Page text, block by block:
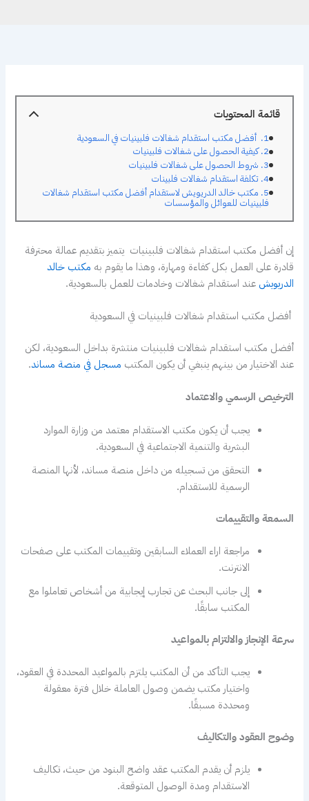
قائمة المحتويات
أفضل مكتب استقدام شغالات فلبينيات في السعودية
كيفية الحصول على شغالات فلبينيات
شروط الحصول على شغالات فلبينيات
تكلفة استقدام شغالات فلبينات
مكتب خالد الدريويش لاستقدام أفضل مكتب استقدام شغالات
فلبينيات للعوائل والمؤسسات
إن أفضل مكتب استقدام شغالات فلبينيات يتميز بتقديم عمالة محترفة
قادرة على العمل بكل كفاءة ومهارة، وهذا ما يقوم به مكتب خالد
الدريويش عند استقدام شغالات وخادمات للعمل بالسعودية.
أفضل مكتب استقدام شغالات فلبينيات في السعودية
أفضل مكتب استقدام شغالات فلبينيات منتشرة بداخل السعودية، لكن
عند الاختيار من بينهم ينبغي أن يكون المكتب مسجل في منصة مساند.
الترخيص الرسمي والاعتماد
يجب أن يكون مكتب الاستقدام معتمد من وزارة الموارد
البشرية والتنمية الاجتماعية في السعودية.
التحقق من تسجيله من داخل منصة مساند، لأنها المنصة
الرسمية للاستقدام.
السمعة والتقييمات
مراجعة اراء العملاء السابقين وتقييمات المكتب على صفحات
الانترنت.
إلى جانب البحث عن تجارب إيجابية من أشخاص تعاملوا مع
المكتب سابقًا.
سرعة الإنجاز والالتزام بالمواعيد
يجب التأكد من أن المكتب يلتزم بالمواعيد المحددة في العقود،
واختيار مكتب يضمن وصول العاملة خلال فترة معقولة
ومحددة مسبقًا.
وضوح العقود والتكاليف
يلزم أن يقدم المكتب عقد واضح البنود من حيث، تكاليف
الاستقدام ومدة الوصول المتوقعة.